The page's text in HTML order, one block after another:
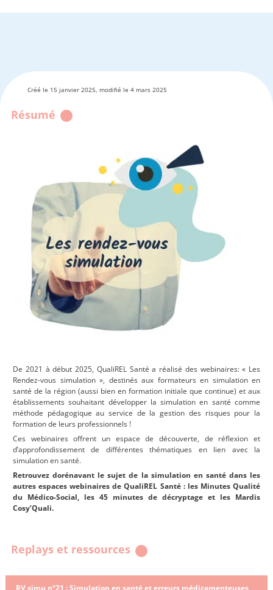
Créé le 15 janvier 2025, modifié le 4 mars 2025
Résumé
De 2021 à début 2025, QualiREL Santé a réalisé des webinaires: « Les
Rendez-vous simulation », destinés aux formateurs en simulation en
santé de la région (aussi bien en formation initiale que continue) et aux
établissements souhaitant développer la simulation en santé comme
méthode pédagogique au service de la gestion des risques pour la
formation de leurs professionnels !
Ces webinaires offrent un espace de découverte, de réflexion et
d’approfondissement de différentes thématiques en lien avec la
simulation en santé.
Retrouvez dorénavant le sujet de la simulation en santé dans les
autres espaces webinaires de QualiREL Santé : les Minutes Qualité
du Médico-Social, les 45 minutes de décryptage et les Mardis
Cosy’Quali.
Replays et ressources
RV simu n°21 : Simulation en santé et erreurs médicamenteuses